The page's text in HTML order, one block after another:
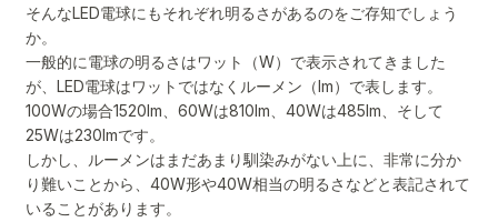
そんなLED電球にもそれぞれ明るさがあるのをご存知でしょう
か。
一般的に電球の明るさはワット（W）で表示されてきました
が、LED電球はワットではなくルーメン（lm）で表します。
100Wの場合1520lm、60Wは810lm、40Wは485lm、そして
25Wは230lmです。
しかし、ルーメンはまだあまり馴染みがない上に、非常に分か
り難いことから、40W形や40W相当の明るさなどと表記されて
いることがあります。